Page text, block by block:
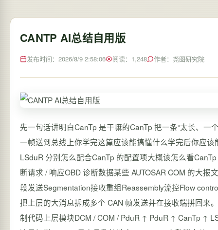
CANTP AI总结自用版
发布时间：2026/8/9 2:58:06 阅读：1,248 作者：尧图研究院
先一句话讲明白CanTp 是干嘛的CanTp 把一条“太长、一个 CAN 帧装不下”的消息切成多帧发出去接收端再把它拼回来。你可以把它理解成PduR快递平台告诉你“有个大包裹要发 / 有个大包裹要收”CanTp打包拆包员 调度员LSduR / CAN Driver负责真正把一帧一帧送到总线上你学完这篇应该能搞懂什么学完后你应该能回答这些问题为什么需要 CanTpSF / FF / CF / FC 分别是什么多帧发送到底怎么走为什么会有 BS、STmin、N_As、N_Bs、N_Cr 这些定时器CanTp 在 AUTOSAR 栈里的位置是什么CanTp 和 PduR、LSduR 分别怎么配合CanTp 的配置项大概该怎么看CanTp 常见错误和超时是什么意思一、先建立直觉为什么会有 CanTp1.1 没有 CanTp 会怎样经典 CAN 一帧能装的数据很少经典 CAN通常最多8 字节CAN FD最多64 字节但是很多上层消息会更长比如UDS 诊断请求 / 响应OBD 诊断数据某些 AUTOSAR COM 的大报文假设你要发20 字节经典 CAN 一帧装不下那怎么办答案就是CanTp 把 20 字节拆成好几帧发。1.2 文档里怎么说文档第 1 章明确说了CanTp 位于PDU Router和L-SDU RouterLSduR之间主要目的就是分段发送Segmentation接收重组Reassembly流控Flow control分段会话中的错误检测1.3 通俗类比你要寄一个大箱子但快递车一次只能装一个小盒子大箱子 N-SDU完整消息小盒子 N-PDU单帧/分段帧打包拆包的人 CanTp本节自测Q1CanTp 最核心的作用是什么A把上层的大消息拆成多个 CAN 帧发送并在接收端拼回来。Q2为什么不是上层自己拆A因为 AUTOSAR 把这个职责放在传输层 CanTp统一处理分段、重组、流控、超时和错误。二、CanTp 在 AUTOSAR 里面到底在哪2.1 位置关系你可以先记这个简单图text复制代码上层模块DCM / COM / PduR ↑ PduR ↑ CanTp ↑ LSduR ↑ CAN Driver / CAN总线文档里写得很明确CanTp 在 PduR 和 LSduR 之间PduR 决定这个 I-PDU 是否需要走 Transport ProtocolLSduR 负责把 TP 帧真正送到底层 CAN 通道2.2 你要先分清 3 个词这是初学 CanTp 最容易乱的地方。1N-SDU完整消息从 CanTp 视角看的一整条业务数据。比如你要发一条 50 字节的 UDS 请求这 50 字节就是一个N-SDU。2N-PDU传输层的一帧。也就是 SF / FF / CF / FC 这些帧。3L-SDU从LSduR视角看的下层数据单元。可以近似理解为“给底层发送的一帧”。2.3 一句话记忆N-SDU 整包N-PDU 分包后的单片L-SDU 从 LSduR 角度看的发送对象本节自测Q1CanTp 上面是谁APduR。Q2CanTp 下面是谁ALSduR。Q3N-SDU 和 N-PDU 区别AN-SDU 是完整消息N-PDU 是分段后的单帧。三、CanTp 最重要的四种帧SF / FF / CF / FC这是全模块最核心的东西。3.1 SFSingle Frame单帧。当消息够短能直接塞进一个 CAN 帧时就发SF。什么时候用数据长度装得下当前 N-PDU通俗理解“这单货不大一个箱子装完直接发走。”3.2 FFFirst Frame首帧。当消息太长不能一个帧发完时发送端先发一个FF。FF 干嘛告诉对方“我要开始发一个大消息了”还要带上整个消息总长度第一部分数据通俗理解“第一箱先到并告诉你总共要来多少箱。”3.3 CFConsecutive Frame连续帧。FF 发出去后后面的数据就一帧一帧用CF发。CF 干嘛继续承载剩余数据带有SNSequence Number序号SN 干嘛让接收方知道这是不是下一片有没有丢片有没有乱序通俗理解“第二箱、第三箱、第四箱……连续到货并且每箱有编号。”3.4 FCFlow Control流控帧。这是接收端发给发送端的控制帧。FC 的作用接收端告诉发送端CTSContinue To Send继续发WAIT先等等我缓冲区不够OVFLW别发了我接不下FC 还带两个重要参数BSBlock SizeSTmin后面我会详细讲。通俗理解接收端在说“继续发”“先暂停一下”“我彻底放不下了别发了”本节自测Q1如果消息很短只需要哪种帧ASF。Q2多帧发送时第一帧是什么AFF。Q3后续数据帧是什么ACF。Q4接收端用什么控制发送端快慢AFC。四、一条大消息是怎么发出去的我们用一个最经典例子经典 CAN普通寻址发送 20 字节数据4.1 发送步骤总览第一步上层调用CanTp_Transmit()上层经由 PduR说“我要发 20 字节。”CanTp 接到请求后先判断能不能一个 SF 发完如果不能就走多帧20 字节显然放不下一